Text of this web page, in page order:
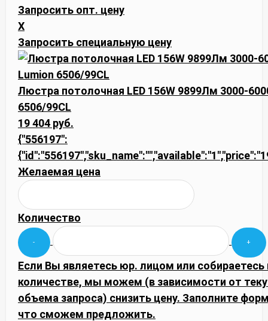
Запросить опт. цену
X
Запросить специальную цену
Люстра потолочная LED 156W 9899Лм 3000-
6506/99CL
19 404 руб.
{"556197":
Желаемая цена
Количество
Если Вы являетесь юр. лицом или
количестве, мы можем (в зависимости от
объема запроса) снизить цену. Заполните
что сможем предложить.